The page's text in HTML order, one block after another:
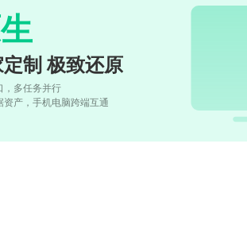
制 极致还原
，多任务并行
资产，手机电脑跨端互通